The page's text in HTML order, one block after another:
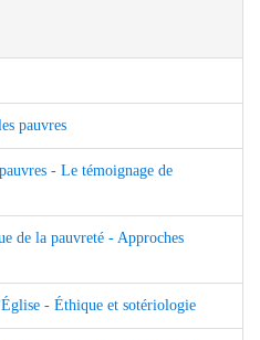
pauvres
- Le témoignage de
de la pauvreté - Approches
- Éthique et sotériologie